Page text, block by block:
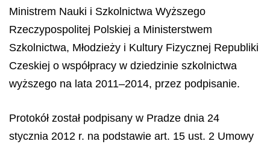
Ministrem Nauki i Szkolnictwa Wyższego
Rzeczypospolitej Polskiej a Ministerstwem
Szkolnictwa, Młodzieży i Kultury Fizycznej Republiki
Czeskiej o współpracy w dziedzinie szkolnictwa
wyższego na lata 2011–2014, przez podpisanie.
Protokół został podpisany w Pradze dnia 24
stycznia 2012 r. na podstawie art. 15 ust. 2 Umowy